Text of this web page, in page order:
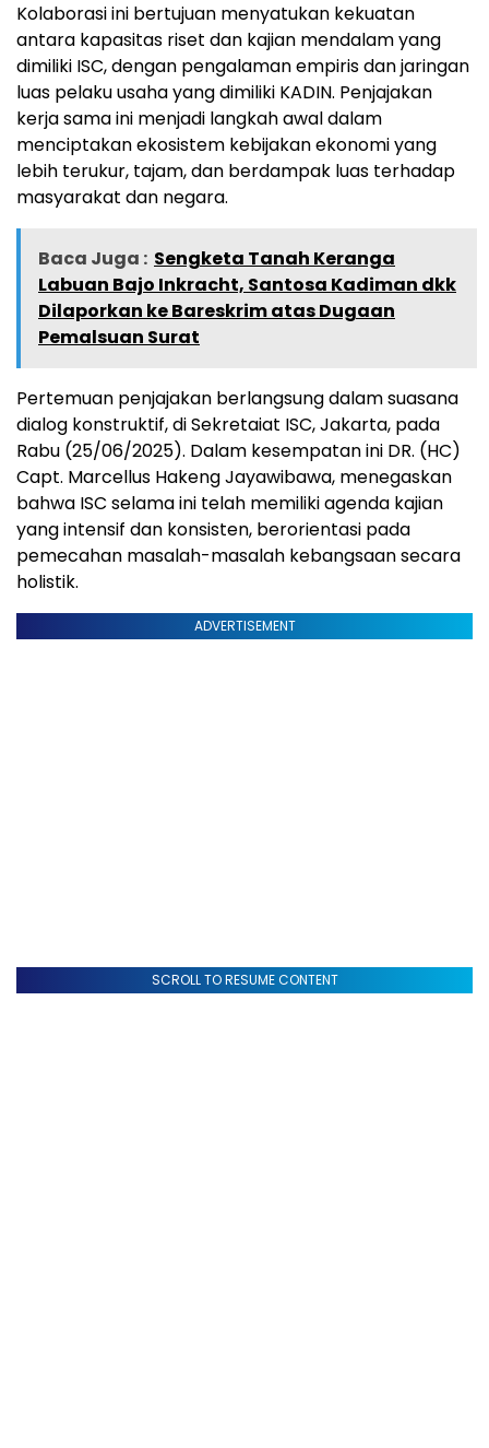
Kolaborasi ini bertujuan menyatukan kekuatan
antara kapasitas riset dan kajian mendalam yang
dimiliki ISC, dengan pengalaman empiris dan jaringan
luas pelaku usaha yang dimiliki KADIN. Penjajakan
kerja sama ini menjadi langkah awal dalam
menciptakan ekosistem kebijakan ekonomi yang
lebih terukur, tajam, dan berdampak luas terhadap
masyarakat dan negara.
Baca Juga : Sengketa Tanah Keranga
Labuan Bajo Inkracht, Santosa Kadiman dkk
Dilaporkan ke Bareskrim atas Dugaan
Pemalsuan Surat
Pertemuan penjajakan berlangsung dalam suasana
dialog konstruktif, di Sekretaiat ISC, Jakarta, pada
Rabu (25/06/2025). Dalam kesempatan ini DR. (HC)
Capt. Marcellus Hakeng Jayawibawa, menegaskan
bahwa ISC selama ini telah memiliki agenda kajian
yang intensif dan konsisten, berorientasi pada
pemecahan masalah-masalah kebangsaan secara
holistik.
ADVERTISEMENT
SCROLL TO RESUME CONTENT